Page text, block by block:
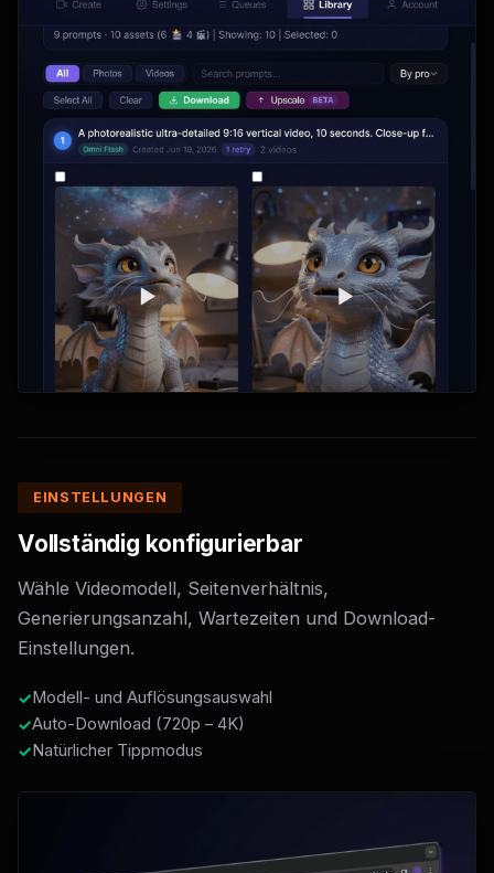
EINSTELLUNGEN
Vollständig konfigurierbar
Wähle Videomodell, Seitenverhältnis,
Generierungsanzahl, Wartezeiten und Download-
Einstellungen.
Modell- und Auflösungsauswahl
Auto-Download (720p – 4K)
Natürlicher Tippmodus